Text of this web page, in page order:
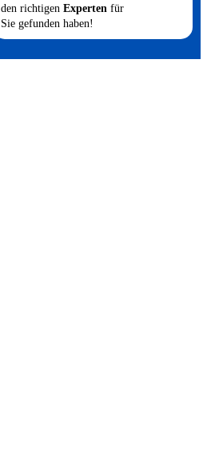
den richtigen Experten für
Sie gefunden haben!